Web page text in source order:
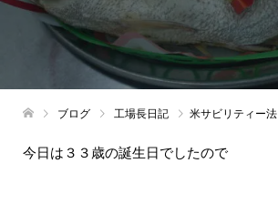
ブログ 工場長日記 米サビリティー法
今日は３３歳の誕生日でしたので